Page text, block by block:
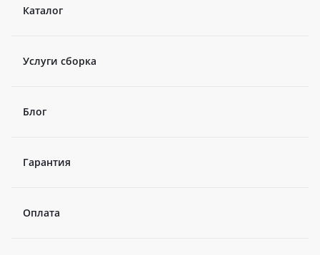
Каталог
Услуги сборка
Блог
Гарантия
Оплата